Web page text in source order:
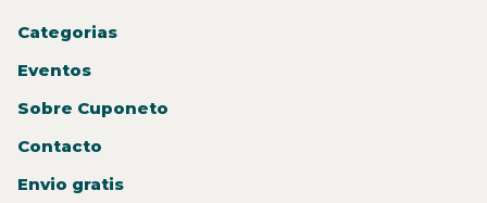
Categorias
Eventos
Sobre Cuponeto
Contacto
Envio gratis